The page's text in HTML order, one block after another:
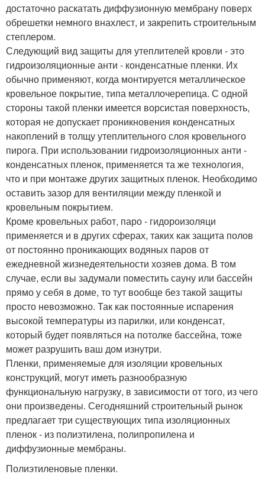
достаточно раскатать диффузионную мембрану поверх
обрешетки немного внахлест, и закрепить строительным
степлером.
Следующий вид защиты для утеплителей кровли - это
гидроизоляционные анти - конденсатные пленки. Их
обычно применяют, когда монтируется металлическое
кровельное покрытие, типа металлочерепица. С одной
стороны такой пленки имеется ворсистая поверхность,
которая не допускает проникновения конденсатных
накоплений в толщу утеплительного слоя кровельного
пирога. При использовании гидроизоляционных анти -
конденсатных пленок, применяется та же технология,
что и при монтаже других защитных пленок. Необходимо
оставить зазор для вентиляции между пленкой и
кровельным покрытием.
Кроме кровельных работ, паро - гидороизоляци
применяется и в других сферах, таких как защита полов
от постоянно проникающих водяных паров от
ежедневной жизнедеятельности хозяев дома. В том
случае, если вы задумали поместить сауну или бассейн
прямо у себя в доме, то тут вообще без такой защиты
просто невозможно. Так как постоянные испарения
высокой температуры из парилки, или конденсат,
который будет появляться на потолке бассейна, тоже
может разрушить ваш дом изнутри.
Пленки, применяемые для изоляции кровельных
конструкций, могут иметь разнообразную
функциональную нагрузку, в зависимости от того, из чего
они произведены. Сегодняшний строительный рынок
предлагает три существующих типа изоляционных
пленок - из полиэтилена, полипропилена и
диффузионные мембраны.
Полиэтиленовые пленки.